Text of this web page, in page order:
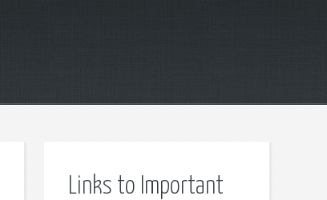
Links to Important